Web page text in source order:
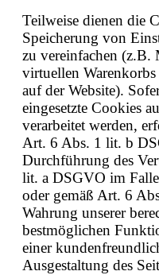
Teilweise dienen die
Speicherung von
zu vereinfachen (z.B.
virtuellen
auf der Website).
eingesetzte Cookies
verarbeitet werden,
Art. 6 Abs. 1 lit. b
Durchführung des
lit. a DSGVO im
oder gemäß Art. 6
Wahrung unserer
bestmöglichen
einer
Ausgestaltung des